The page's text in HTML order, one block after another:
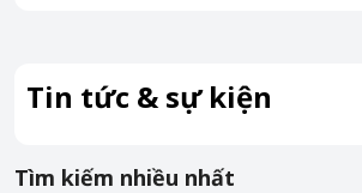
Tin tức & sự kiện
Tìm kiếm nhiều nhất